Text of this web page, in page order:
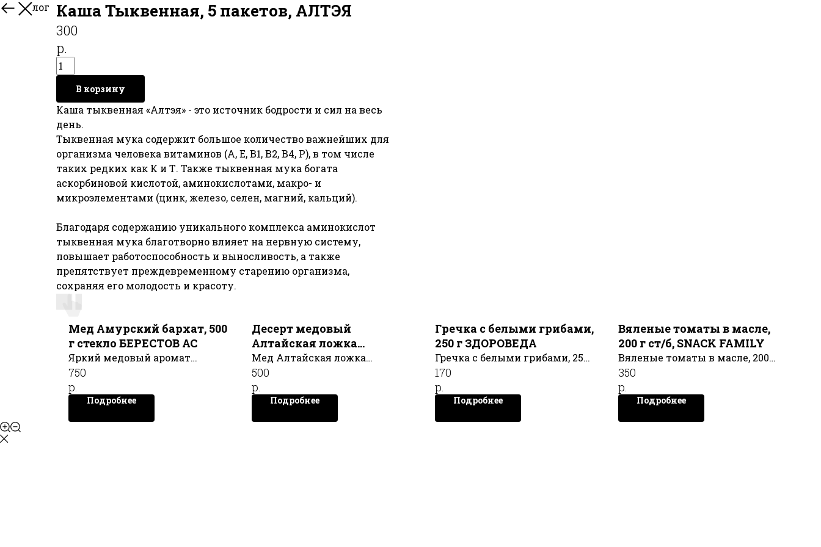
В каталог Каша Тыквенная, 5 пакетов, АЛТЭЯ
300
р.
В корзину
Каша тыквенная «Алтэя» - это источник бодрости и сил на весь
день.
Тыквенная мука содержит большое количество важнейших для
организма человека витаминов (А, Е, В1, В2, В4, Р), в том числе
таких редких как К и Т. Также тыквенная мука богата
аскорбиновой кислотой, аминокислотами, макро- и
микроэлементами (цинк, железо, селен, магний, кальций).
Благодаря содержанию уникального комплекса аминокислот
тыквенная мука благотворно влияет на нервную систему,
повышает работоспособность и выносливость, а также
препятствует преждевременному старению организма,
сохраняя его молодость и красоту.
Мед Амурский бархат, 500
г стекло БЕРЕСТОВ АС
Яркий медовый аромат
Амурского Бархата
сплетается из множества
цветочных нот, вкус обладает
750
р.
Подробнее
Десерт медовый
Алтайская ложка
Ассорти, 10 ложек, HONEY
MAGIC
Мед Алтайская ложка
Ассорти, 10 ложек, HONEY
MAGIC
500
р.
Подробнее
Гречка с белыми грибами,
250 г ЗДОРОВЕДА
Гречка с белыми грибами, 250
г ЗДОРОВЕДА
170
р.
Подробнее
Вяленые томаты в масле,
200 г ст/б, SNACK FAMILY
Вяленые томаты в масле, 200 г
ст/б, SNACK FAMILY
350
р.
Подробнее